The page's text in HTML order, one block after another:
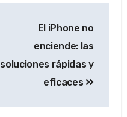
El iPhone no
enciende: las
soluciones rápidas y
eficaces